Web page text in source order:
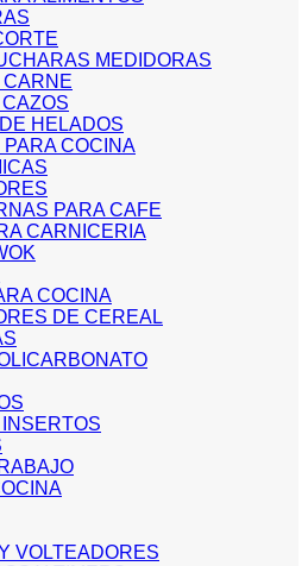
MEDIDORAS
CARNE
HELADOS
COCINA
PARA CAFE
CARNICERIA
COCINA
DE CEREAL
VOLTEADORES